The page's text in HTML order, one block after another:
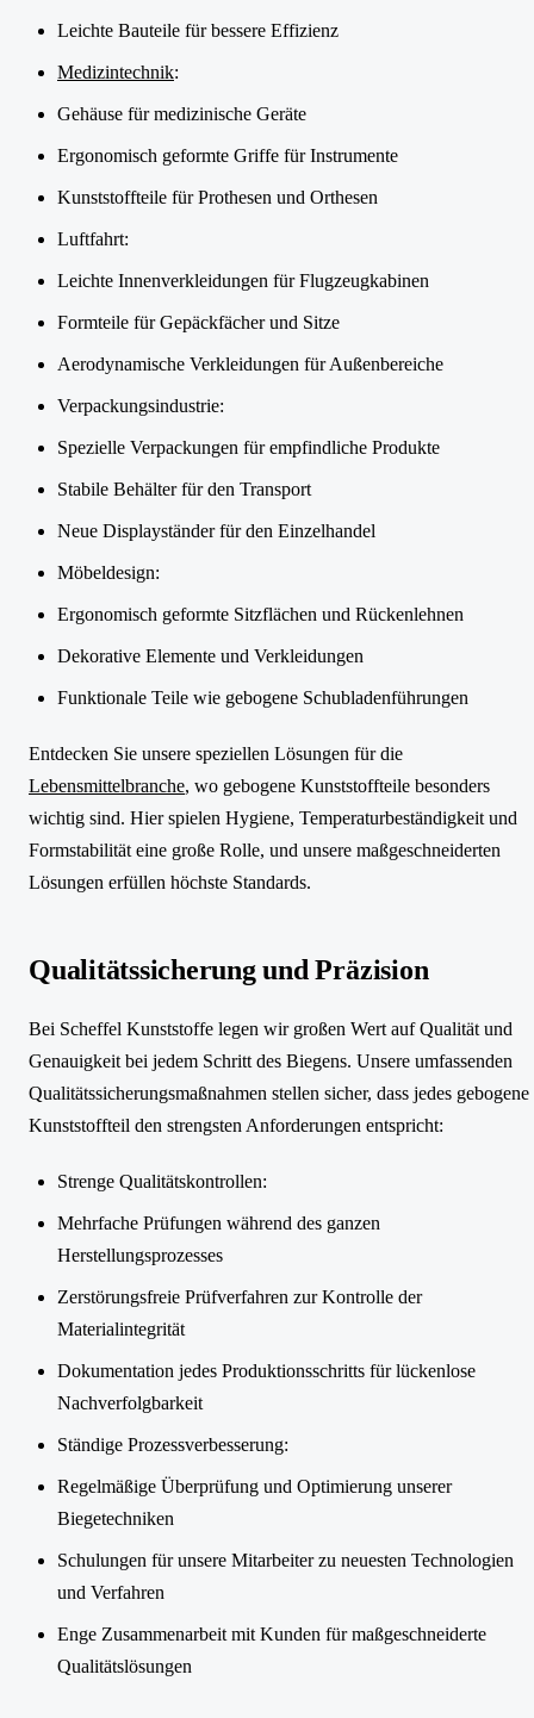
Leichte Bauteile für bessere Effizienz
Medizintechnik:
Gehäuse für medizinische Geräte
Ergonomisch geformte Griffe für Instrumente
Kunststoffteile für Prothesen und Orthesen
Luftfahrt:
Leichte Innenverkleidungen für Flugzeugkabinen
Formteile für Gepäckfächer und Sitze
Aerodynamische Verkleidungen für Außenbereiche
Verpackungsindustrie:
Spezielle Verpackungen für empfindliche Produkte
Stabile Behälter für den Transport
Neue Displayständer für den Einzelhandel
Möbeldesign:
Ergonomisch geformte Sitzflächen und Rückenlehnen
Dekorative Elemente und Verkleidungen
Funktionale Teile wie gebogene Schubladenführungen
Entdecken Sie unsere speziellen Lösungen für die
Lebensmittelbranche, wo gebogene Kunststoffteile besonders
wichtig sind. Hier spielen Hygiene, Temperaturbeständigkeit und
Formstabilität eine große Rolle, und unsere maßgeschneiderten
Lösungen erfüllen höchste Standards.
Qualitätssicherung und Präzision
Bei Scheffel Kunststoffe legen wir großen Wert auf Qualität und
Genauigkeit bei jedem Schritt des Biegens. Unsere umfassenden
Qualitätssicherungsmaßnahmen stellen sicher, dass jedes gebogene
Kunststoffteil den strengsten Anforderungen entspricht:
Strenge Qualitätskontrollen:
Mehrfache Prüfungen während des ganzen
Herstellungsprozesses
Zerstörungsfreie Prüfverfahren zur Kontrolle der
Materialintegrität
Dokumentation jedes Produktionsschritts für lückenlose
Nachverfolgbarkeit
Ständige Prozessverbesserung:
Regelmäßige Überprüfung und Optimierung unserer
Biegetechniken
Schulungen für unsere Mitarbeiter zu neuesten Technologien
und Verfahren
Enge Zusammenarbeit mit Kunden für maßgeschneiderte
Qualitätslösungen